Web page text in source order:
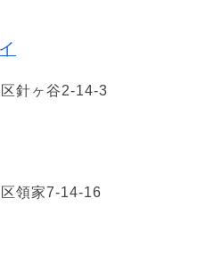
針ヶ谷2-14-3
領家7-14-16